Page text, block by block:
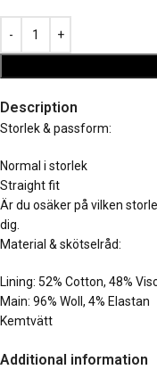
Description
Storlek & passform:
Normal i storlek
Straight fit
Är du osäker på vilken
dig.
Material & skötselråd:
Lining: 52% Cotton, 48%
Main: 96% Woll, 4% Elastan
Kemtvätt
Additional information